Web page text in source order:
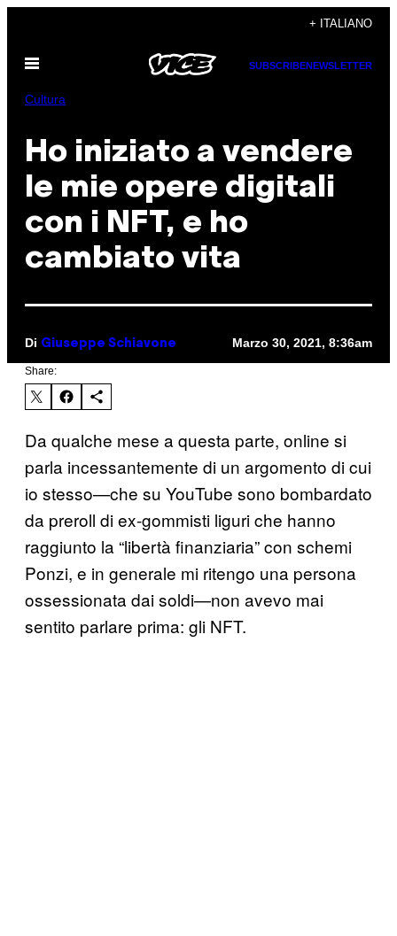
contenuto
+ ITALIANO
Apri
SUBSCRIBENEWSLETTER
Cultura
Ho iniziato a vendere
le mie opere digitali
con i NFT, e ho
cambiato vita
Di Giuseppe Schiavone Marzo 30, 2021, 8:36am
Share:
Da qualche mese a questa parte, online si
parla incessantemente di un argomento di cui
io stesso—che su YouTube sono bombardato
da preroll di ex-gommisti liguri che hanno
raggiunto la “libertà finanziaria” con schemi
Ponzi, e in generale mi ritengo una persona
ossessionata dai soldi—non avevo mai
sentito parlare prima: gli NFT.